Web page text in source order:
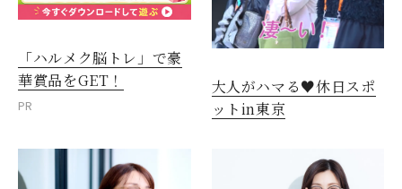
「ハルメク脳トレ」で豪
華賞品をGET！
PR
大人がハマる♥休日スポ
ットin東京